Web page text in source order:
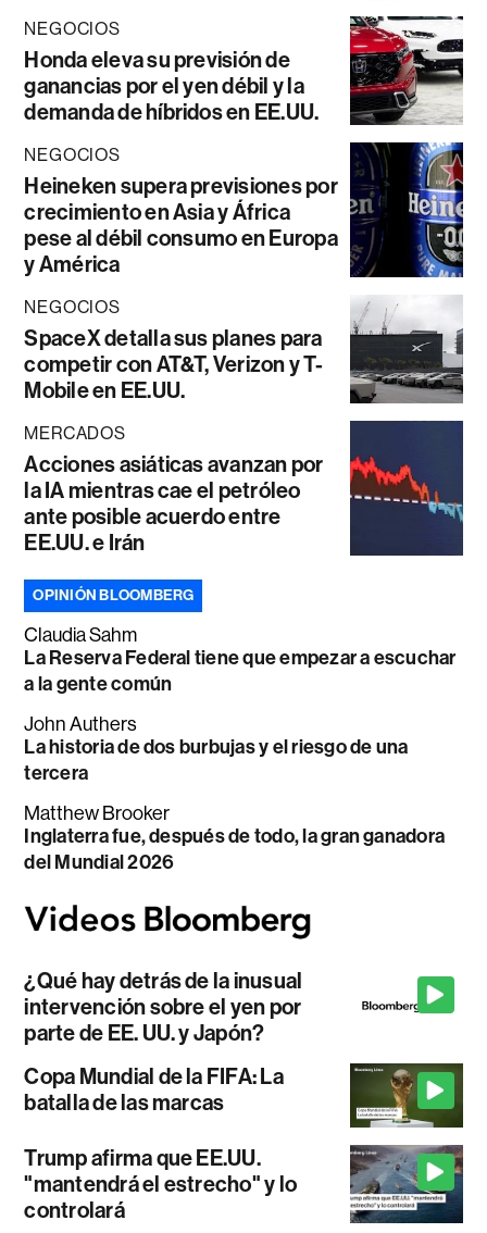
NEGOCIOS
Honda eleva su previsión de
ganancias por el yen débil y la
demanda de híbridos en EE.UU.
NEGOCIOS
Heineken supera previsiones por
crecimiento en Asia y África
pese al débil consumo en Europa
y América
NEGOCIOS
SpaceX detalla sus planes para
competir con AT&T, Verizon y T-
Mobile en EE.UU.
MERCADOS
Acciones asiáticas avanzan por
la IA mientras cae el petróleo
ante posible acuerdo entre
EE.UU. e Irán
OPINIÓN BLOOMBERG
Claudia Sahm
La Reserva Federal tiene que empezar a escuchar
a la gente común
John Authers
La historia de dos burbujas y el riesgo de una
tercera
Matthew Brooker
Inglaterra fue, después de todo, la gran ganadora
del Mundial 2026
¿Qué hay detrás de la inusual
intervención sobre el yen por
parte de EE. UU. y Japón?
Copa Mundial de la FIFA: La
batalla de las marcas
Trump afirma que EE.UU.
"mantendrá el estrecho" y lo
controlará